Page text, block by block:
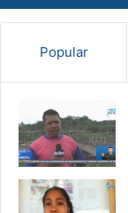
Popular